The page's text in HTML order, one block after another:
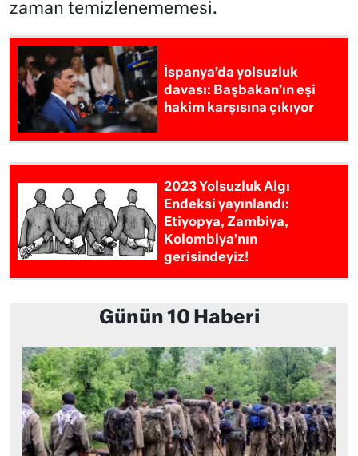
zaman temizlenememesi.
İspanya’da yolsuzluk
davası: Başbakan’ın eşi
hakim karşısına çıkıyor
2023 Yolsuzluk Algı
Endeksi yayınlandı:
Etiyopya, Zambiya,
Kolombiya’nın
gerisindeyiz!
Günün 10 Haberi